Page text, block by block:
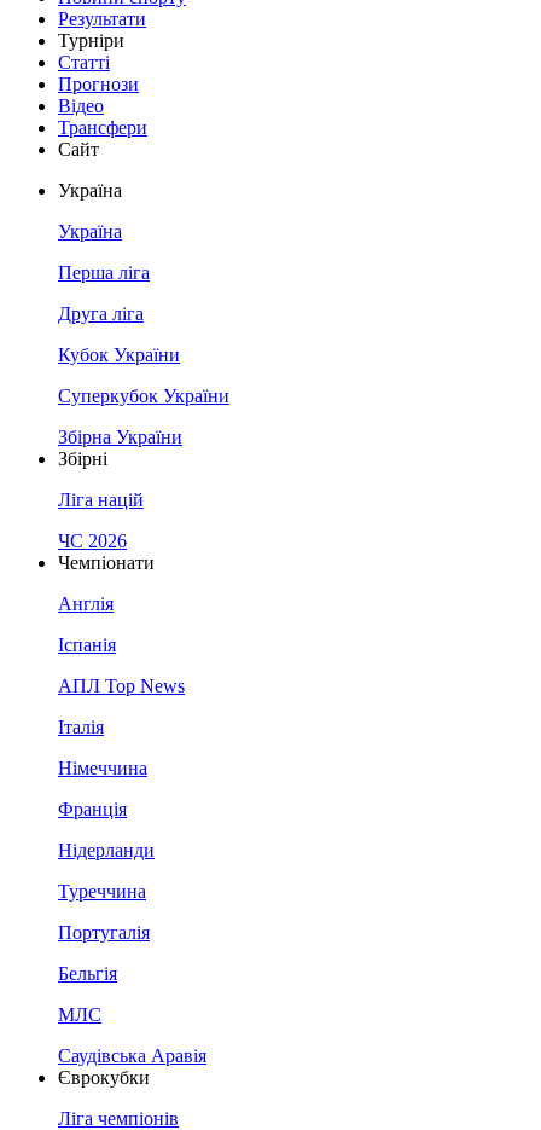
Результати
Турніри
Статті
Прогнози
Відео
Трансфери
Сайт
Україна
Україна
Перша ліга
Друга ліга
Кубок України
Суперкубок України
Збірна України
Збірні
Ліга націй
ЧС 2026
Чемпіонати
Англія
Іспанія
АПЛ Top News
Італія
Німеччина
Франція
Нідерланди
Туреччина
Португалія
Бельгія
МЛС
Саудівська Аравія
Єврокубки
Ліга чемпіонів